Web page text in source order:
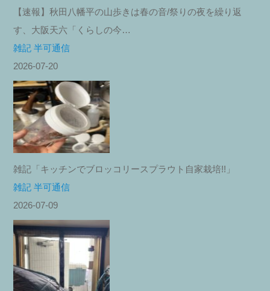
【速報】秋田八幡平の山歩きは春の音/祭りの夜を繰り返
す、大阪天六「くらしの今…
雑記 半可通信
2026-07-20
雑記「キッチンでブロッコリースプラウト自家栽培!!」
雑記 半可通信
2026-07-09